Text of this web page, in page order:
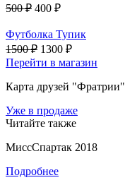
500 ₽ 400 ₽
Футболка Тупик
1500 ₽ 1300 ₽
Перейти в магазин
Карта друзей "Фратрии"
Уже в продаже
Читайте также
МиссСпартак 2018
Подробнее